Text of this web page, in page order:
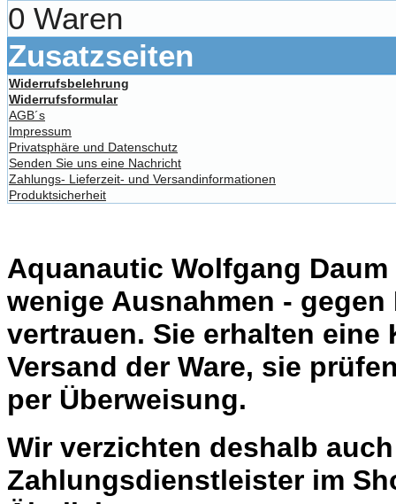
0 Waren
Zusatzseiten
Widerrufsbelehrung
Widerrufsformular
AGB´s
Impressum
Privatsphäre und Datenschutz
Senden Sie uns eine Nachricht
Zahlungs- Lieferzeit- und Versandinformationen
Produktsicherheit
Aquanautic Wolfgang
wenige Ausnahmen -
vertrauen. Sie erhalten
Versand der Ware, sie
per Überweisung.
Wir verzichten deshalb
Zahlungsdienstleister im